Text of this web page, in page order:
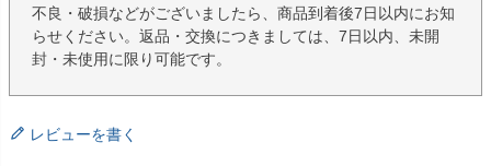
不良・破損などがございましたら、商品到着後7日以内にお知
らせください。返品・交換につきましては、7日以内、未開
封・未使用に限り可能です。
レビューを書く